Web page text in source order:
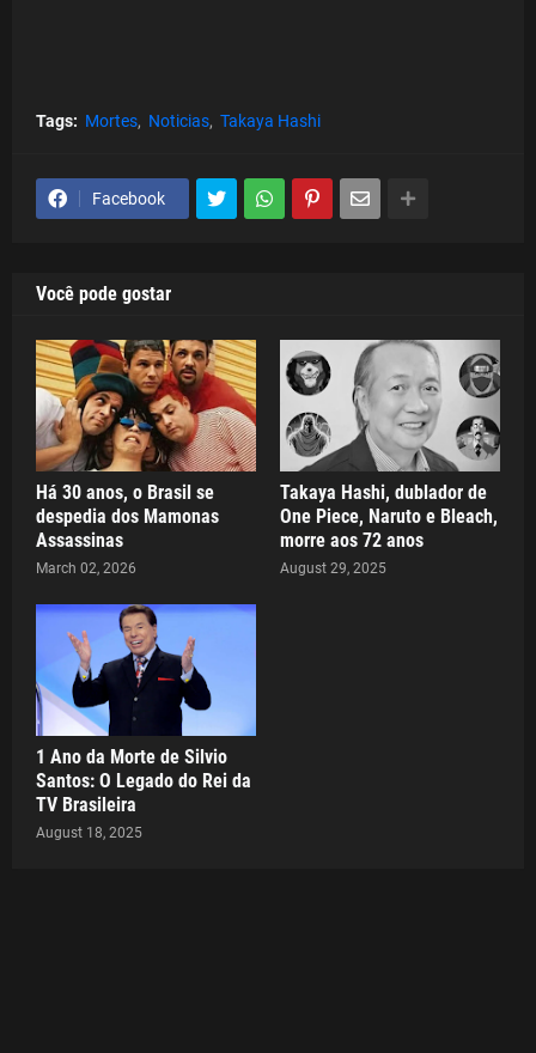
Tags: Mortes Noticias Takaya Hashi
Facebook
Você pode gostar
Há 30 anos, o Brasil se
despedia dos Mamonas
Assassinas
March 02, 2026
Takaya Hashi, dublador de
One Piece, Naruto e Bleach,
morre aos 72 anos
August 29, 2025
1 Ano da Morte de Silvio
Santos: O Legado do Rei da
TV Brasileira
August 18, 2025